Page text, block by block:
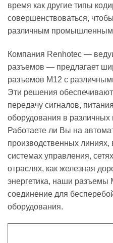
время как другие типы
совершенствоваться,
различным промышленным
Компания Renhotec —
разъемов — предлагает
разъемов M12 с
Эти решения
передачу сигналов,
оборудования в
Работаете ли Вы на
производственных
системах управления,
отраслях, как железная
энергетика, наши разъемы
соединение для
оборудования.